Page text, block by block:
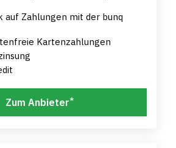
auf Zahlungen mit der bunq
Kartenzahlungen
Zum Anbieter*